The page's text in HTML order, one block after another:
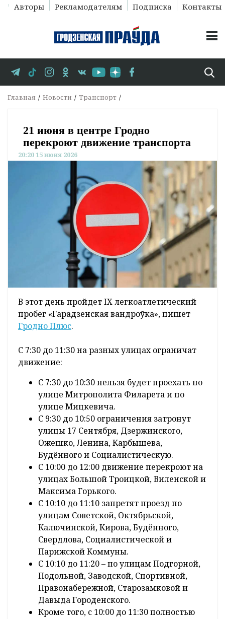
Авторы Рекламодателям Подписка Контакты
Главная Новости Транспорт
21 июня в центре Гродно
перекроют движение транспорта
20:20 15 июня 2026
В этот день пройдет IX легкоатлетический
пробег «Гарадзенская вандроўка», пишет
Гродно Плюс.
С 7:30 до 11:30 на разных улицах ограничат
движение:
С 7:30 до 10:30 нельзя будет проехать по
улице Митрополита Филарета и по
улице Мицкевича.
С 9:30 до 10:50 ограничения затронут
улицы 17 Сентября, Дзержинского,
Ожешко, Ленина, Карбышева,
Будённого и Социалистическую.
С 10:00 до 12:00 движение перекроют на
улицах Большой Троицкой, Виленской и
Максима Горького.
С 10:10 до 11:10 запретят проезд по
улицам Советской, Октябрьской,
Калючинской, Кирова, Будённого,
Свердлова, Социалистической и
Парижской Коммуны.
С 10:10 до 11:20 – по улицам Подгорной,
Подольной, Заводской, Спортивной,
Правонабережной, Старозамковой и
Давыда Городенского.
Кроме того, с 10:00 до 11:30 полностью